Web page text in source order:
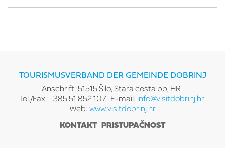
TOURISMUSVERBAND DER GEMEINDE DOBRINJ
Anschrift: 51515 Šilo, Stara cesta bb, HR
Tel./Fax: +385 51 852 107 E-mail: info@visitdobrinj.hr
Web:www.visitdobrinj.hr
KONTAKT PRISTUPAČNOST